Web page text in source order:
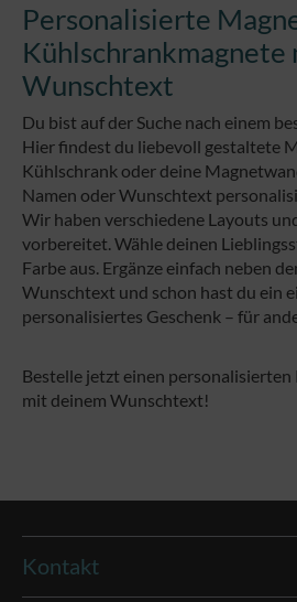
Personalisierte
Kühlschrankmagnete
Wunschtext
Du bist auf der Suche nach einem
Hier findest du liebevoll gestaltete
Kühlschrank oder deine
Namen oder Wunschtext
Wir haben verschiedene Layouts
vorbereitet. Wähle deinen
Farbe aus. Ergänze einfach neben
Wunschtext und schon hast du ein
personalisiertes Geschenk – für
Bestelle jetzt einen
mit deinem Wunschtext!
Kontakt